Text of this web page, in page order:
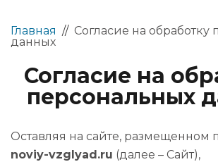
Главная // Согласие на обработку
данных
Согласие на
персональных
Оставляя на сайте, размещенном
noviy-vzglyad.ru (далее – Сайт),